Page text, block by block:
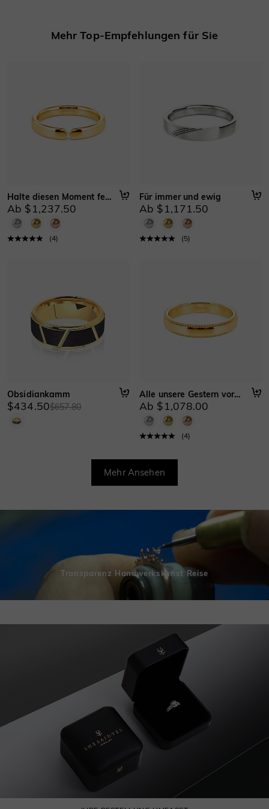
Mehr Top-Empfehlungen für Sie
Halte diesen Moment fest
Ab $1,237.50
(4)
Für immer und ewig
Ab $1,171.50
(5)
Obsidiankamm
$434.50$657.80
Alle unsere Gestern vorwärts
Ab $1,078.00
(4)
Mehr Ansehen
Transparenz Handwerkskunst Reise